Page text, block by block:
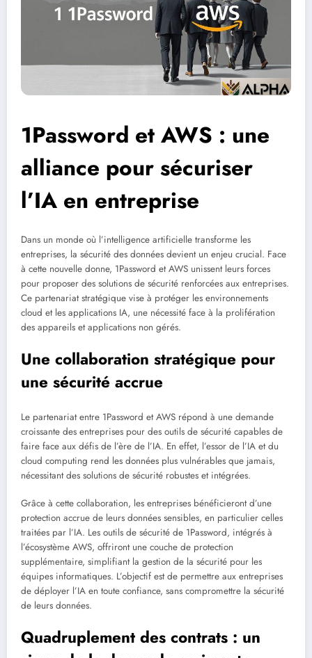
1Password et AWS : une
alliance pour sécuriser
l’IA en entreprise
Dans un monde où l’intelligence artificielle transforme les
entreprises, la sécurité des données devient un enjeu crucial. Face
à cette nouvelle donne, 1Password et AWS unissent leurs forces
pour proposer des solutions de sécurité renforcées aux entreprises.
Ce partenariat stratégique vise à protéger les environnements
cloud et les applications IA, une nécessité face à la prolifération
des appareils et applications non gérés.
Une collaboration stratégique pour
une sécurité accrue
Le partenariat entre 1Password et AWS répond à une demande
croissante des entreprises pour des outils de sécurité capables de
faire face aux défis de l’ère de l’IA. En effet, l’essor de l’IA et du
cloud computing rend les données plus vulnérables que jamais,
nécessitant des solutions de sécurité robustes et intégrées.
Grâce à cette collaboration, les entreprises bénéficieront d’une
protection accrue de leurs données sensibles, en particulier celles
traitées par l’IA. Les outils de sécurité de 1Password, intégrés à
l’écosystème AWS, offriront une couche de protection
supplémentaire, simplifiant la gestion de la sécurité pour les
équipes informatiques. L’objectif est de permettre aux entreprises
de déployer l’IA en toute confiance, sans compromettre la sécurité
de leurs données.
Quadruplement des contrats : un